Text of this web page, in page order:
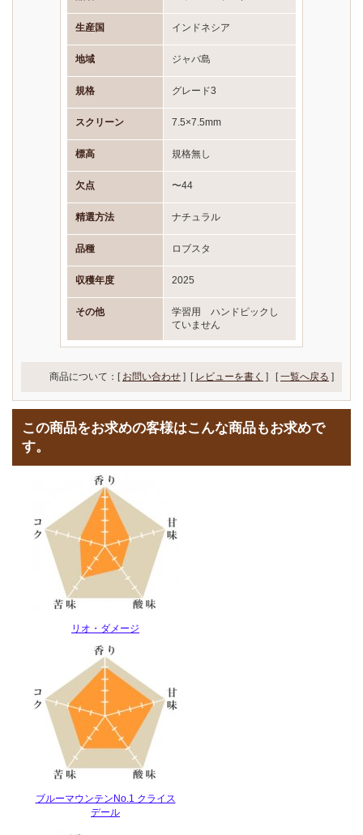
生産国 インドネシア
地域 ジャバ島
規格 グレード3
スクリーン 7.5×7.5mm
標高 規格無し
欠点 〜44
精選方法 ナチュラル
品種 ロブスタ
収穫年度 2025
その他
学習用 ハンドピックし
ていません
商品について：[ お問い合わせ ] [ レビューを書く ] [一覧へ戻る ]
この商品をお求めの客様はこんな商品もお求めで
す。
リオ・ダメージ
ブルーマウンテンNo.1 クライス
デール